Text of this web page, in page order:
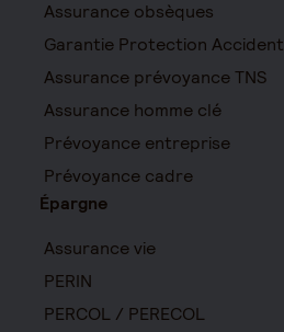
Assurance obsèques
Garantie Protection Accident
Assurance prévoyance TNS
Assurance homme clé
Prévoyance entreprise
Prévoyance cadre
Épargne
Assurance vie
PERIN
PERCOL / PERECOL